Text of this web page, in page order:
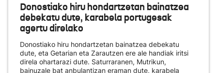
Donostiako hiru hondartzetan bainatzea
debekatu dute, karabela portugesak
agertu direlako
Donostiako hiru hondartzetan bainatzea debekatu
dute, eta Getarian eta Zarautzen ere ale handiak iritsi
direla ohartarazi dute. Saturraranen, Mutrikun,
bainuzale bat anbulantizan eraman dute, karabela